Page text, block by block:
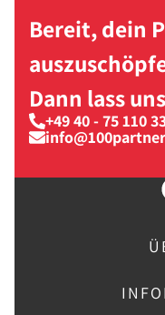
Bereit, dein
Dann lass
+49 40 - 75 110